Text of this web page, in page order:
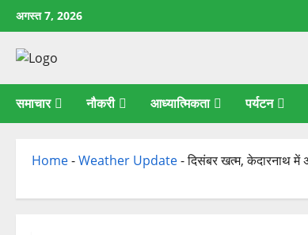
छोड़कर
सामग्री
अगस्त 7, 2026
समाचार नौकरी आध्यात्मिकता पर्यटन
Home-Weather Update-दिसंबर खत्म, केदारनाथ में